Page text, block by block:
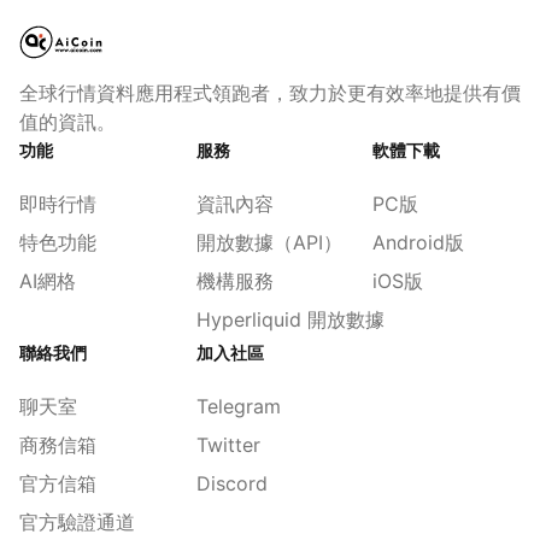
全球行情資料應用程式領跑者，致力於更有效率地提供有價
值的資訊。
功能
即時行情
特色功能
AI網格
服務
資訊內容
開放數據（API）
機構服務
Hyperliquid 開放數據
軟體下載
PC版
Android版
iOS版
聯絡我們
聊天室
商務信箱
官方信箱
官方驗證通道
加入社區
Telegram
Twitter
Discord